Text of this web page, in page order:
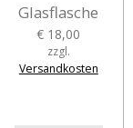
Glasflasche
€ 18,00
zzgl.
Versandkosten